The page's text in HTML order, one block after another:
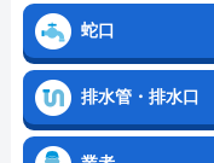
蛇口
排水管・排水口